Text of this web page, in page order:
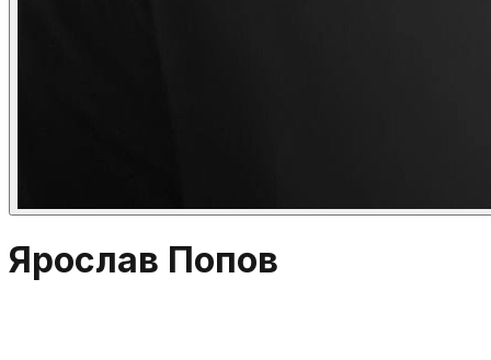
Ярослав Попов